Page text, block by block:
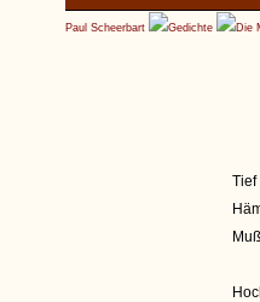
Paul Scheerbart Gedichte Die
Tief